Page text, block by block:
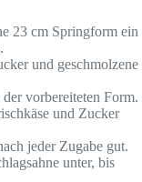
23 cm Springform ein
und geschmolzene
vorbereiteten Form.
und Zucker
jeder Zugabe gut.
unter, bis